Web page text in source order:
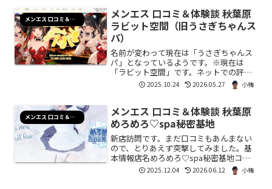
メンエス 口コミ＆体験談
メンエス 口コミ＆体験談 秋葉原
ラビット空間（旧うさぎちゃんス
パ）
名前が変わって現在は「うさぎちゃんス
パ」となっているようです。※現在は
「ラビット空間」です。ネットでの評判
も良いし、行ってみたいお店の１つでし
た。タイミングが合ってお邪魔してきま
さぎちゃんスパ）コスト70...
2025.10.24 2026.05.27 小梅
メンエス 口コミ＆体験談
メンエス 口コミ＆体験談 秋葉原
めろめろ♡spa秘密基地
新店訪問です。まだ口コミもあんまない
ので、とりあえず突撃してみました。基
本情報店名めろめろ♡spa秘密基地コス
ト70分 15,000円90分 18,000円オプショ
ンめろめろブースト 5,000円 DP+衣装
2025.12.04 2026.06.12 小梅